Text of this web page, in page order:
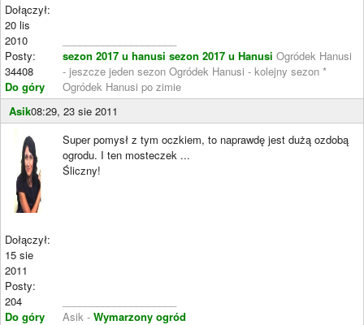
Dołączył:
20 lis
2010
Posty:
34408
Do góry
sezon 2017 u hanusi sezon 2017 u Hanusi Ogródek Hanusi
- jeszcze jeden sezon Ogródek Hanusi - kolejny sezon *
Ogródek Hanusi po zimie
Asik08:29, 23 sie 2011
Dołączył:
15 sie
2011
Posty:
204
Do góry
Super pomysł z tym oczkiem, to naprawdę jest dużą ozdobą
ogrodu. I ten mosteczek ...
Śliczny!
Asik - Wymarzony ogród